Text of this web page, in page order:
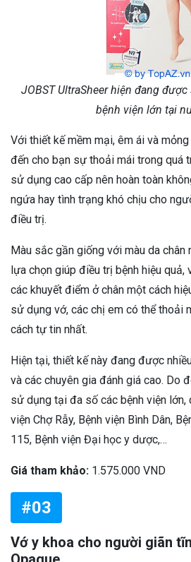
JOBST UltraSheer hiện đang
bệnh viện lớn tại
Với thiết kế mềm mại, êm ái và
đến cho bạn sự thoải mái trong quá
sử dụng cao cấp nên hoàn toàn
ngứa hay tình trạng khó chịu cho
điều trị.
Màu sắc gần giống với màu da chân
lựa chọn giúp điều trị bệnh hiệu
các khuyết điểm ở chân một cách
sử dụng vớ, các chị em có thể thoải
cách tự tin nhất.
Hiện tại, thiết kế này đang được
và các chuyên gia đánh giá cao. Do
sử dụng tại đa số các bệnh viện lớn,
viện Chợ Rẫy, Bệnh viện Bình Dân,
115, Bệnh viện Đại học y dược,…
Giá tham khảo: 1.575.000 VND
#03
Vớ y khoa cho người giãn